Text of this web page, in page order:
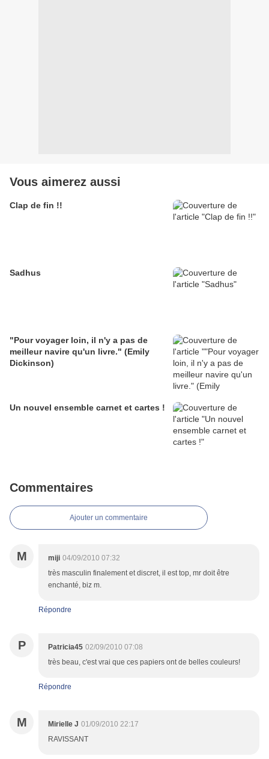
Vous aimerez aussi
Clap de fin !!
Sadhus
"Pour voyager loin, il n'y a pas de
meilleur navire qu'un livre." (Emily
Dickinson)
Un nouvel ensemble carnet et cartes !
Commentaires
Ajouter un commentaire
M miji 04/09/2010 07:32
très masculin finalement et discret, il est top, mr doit être
enchanté, biz m.
Répondre
P Patricia45 02/09/2010 07:08
très beau, c'est vrai que ces papiers ont de belles couleurs!
Répondre
M Mirielle J 01/09/2010 22:17
RAVISSANT